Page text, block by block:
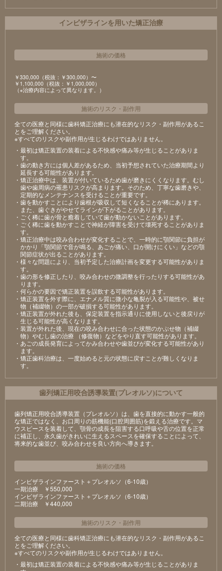
インビザラインを用いた矯正治療
施術の価格
￥330,000（税抜：￥300,000）〜
￥1,100,000（税抜：￥1,000,000）
（※治療内容によって異なります。）
施術のリスク ・ 副作用
全ての医療と同様に歯科矯正治療にも潜在的なリスク・副作用があるこ
とをご理解ください。
※すべてのリスクや副作用が生じるわけではありません。
・最初は矯正装置の装着による不快感や痛み等が生じることがありま
す。
・歯の動き方には個人差があるため、当初予想されていた治療期間より
延長する可能性があります。
・矯正治療中は、装置が付いているため歯が磨きにくくなります。むし
歯や歯周病の罹患リスクが高まります。そのため、丁寧な歯磨きや、
定期的なメンテナンスを受けることが重要です。
・歯を動かすことにより歯根が吸収して短くなることが稀にあります。
また、歯ぐきがやせてラインが下がることがあります。
・ごく稀に歯が骨と癒着していて歯が動かないことがあります。
・ごく稀に歯を動かすことで神経が障害を受けて壊死することがありま
す。
・矯正治療中は咬み合わせが変化することで、一時的に顎関節に負担が
かかり「顎関節で音が鳴る、あごが痛い、口が開けにくい」などの顎
関節症状が出ることがあります。
・様々な問題により、当初予定した治療計画を変更する可能性がありま
す。
・歯の形を修正したり、咬み合わせの微調整を行ったりする可能性があ
ります。
・何らかの要因で矯正装置を誤飲する可能性があります。
・矯正装置を外す際に、エナメル質に微小な亀裂が入る可能性や、被せ
物（補綴物）の一部が破損する可能性があります。
・矯正装置が外れた後も、保定装置を指示通りに使用しないと後戻りが
生じる可能性が高くなります。
・装置が外れた後、現在の咬み合わせに合った状態のかぶせ物（補綴
物）やむし歯の治療 （修復物）などをやり直す可能性があります。
・あごの成長発育によってかみ合わせや歯並びが変化する可能性があり
ます。
・矯正歯科治療は、一度始めると元の状態に戻すことが難しくなりま
す。
⻭列矯正⽤咬合誘導装置(プレオルソ)について
歯列矯正用咬合誘導装置（プレオルソ）は、歯を直接的に動かす一般的
な矯正ではなく、お口周りの筋機能(口腔周囲筋)を鍛える治療です。マ
ウスピースを装着して、顎骨の成長を阻害する口呼吸や舌の位置を正常
に補正し、永久歯がきれいに生えるスペースを確保することによって、
将来的な歯並び、咬み合わせを良い方向へ導きます。
施術の価格
インビザラインファースト＋プレオルソ（6-10歳）
⼀期治療 ￥550,000
インビザラインファースト＋プレオルソ（6-10歳）
⼆期治療 ￥440,000
施術のリスク ・ 副作用
全ての医療と同様に歯科矯正治療にも潜在的なリスク・副作用があるこ
とをご理解ください。
※すべてのリスクや副作用が生じるわけではありません。
・最初は矯正装置の装着による不快感や痛み等が⽣じることがありま